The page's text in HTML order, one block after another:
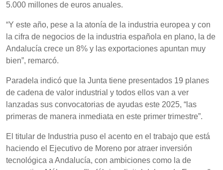
5.000 millones de euros anuales.
“Y este año, pese a la atonía de la industria europea y con
la cifra de negocios de la industria española en plano, la de
Andalucía crece un 8% y las exportaciones apuntan muy
bien”, remarcó.
Paradela indicó que la Junta tiene presentados 19 planes
de cadena de valor industrial y todos ellos van a ver
lanzadas sus convocatorias de ayudas este 2025, “las
primeras de manera inmediata en este primer trimestre”.
El titular de Industria puso el acento en el trabajo que está
haciendo el Ejecutivo de Moreno por atraer inversión
tecnológica a Andalucía, con ambiciones como la de